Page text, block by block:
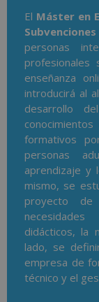
El Máster en
Subvenciones
personas
enseñanza
introducirá al
desarrollo
formativos
personas
aprendizaje y
mismo, se
proyecto
didácticos, la
lado, se
empresa de
técnico y el